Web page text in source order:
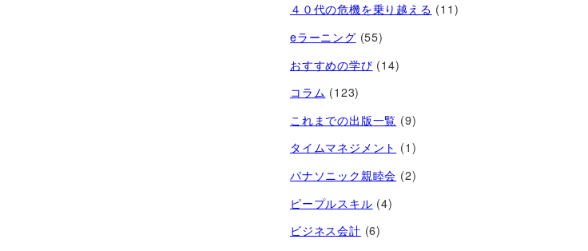
４０代の危機を乗り越える (11)
eラーニング (55)
おすすめの学び (14)
コラム (123)
これまでの出版一覧 (9)
タイムマネジメント (1)
パナソニック親睦会 (2)
ピープルスキル (4)
ビジネス会計 (6)